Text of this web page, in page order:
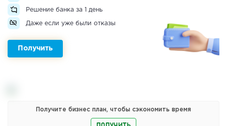
Решение банка за 1 день
Даже если уже были отказы
Получить
Получите бизнес план, чтобы сэкономить время